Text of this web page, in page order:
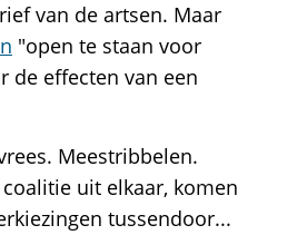
van de artsen. Maar
"open te staan voor
de effecten van een
Meestribbelen.
uit elkaar, komen
tussendoor...